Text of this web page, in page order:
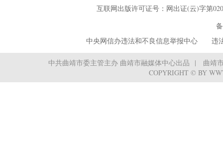
全民国家安全教育日普法宣传活
互联网出版许可证号：网出证(云)字第
中央网信办违法和不良信息举报中心 违法
中共曲靖市委主管主办 曲靖市融媒体中心出品
曲靖
COPYRIGHT © BY